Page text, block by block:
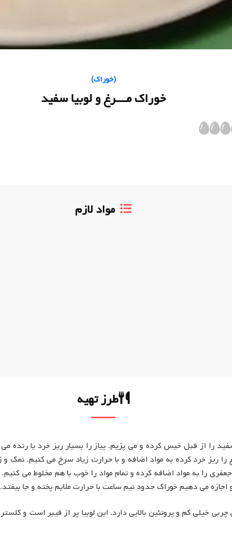
(خوراک)
خوراک مـــرغ و لوبیا سفید
مواد لازم
طرز تهیه
اجازه می دهیم خوراک حدود نیم ساعت با حرارت ملایم پخته و جا بیفتد.